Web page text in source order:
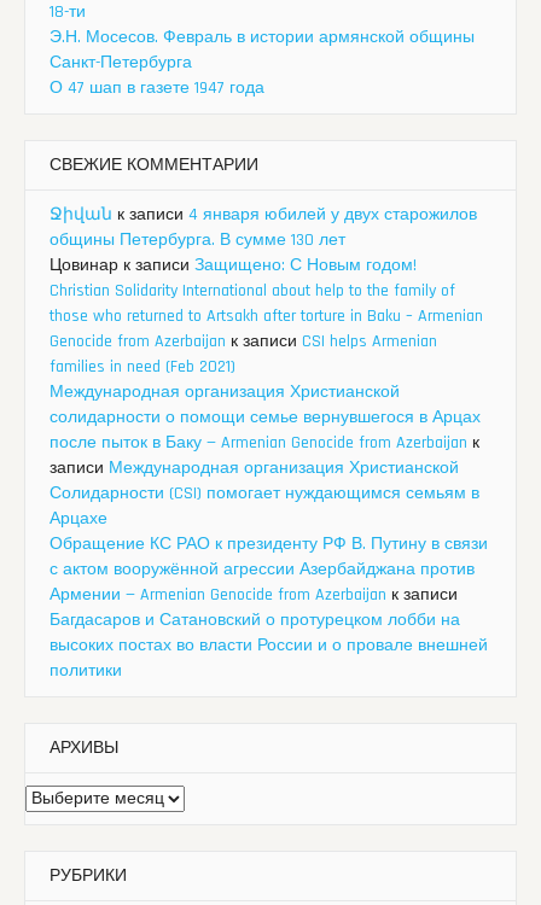
18-ти
Э.Н. Мосесов. Февраль в истории армянской общины
Санкт-Петербурга
О 47 шап в газете 1947 года
СВЕЖИЕ КОММЕНТАРИИ
Ջիվան к записи 4 января юбилей у двух старожилов
общины Петербурга. В сумме 130 лет
Цовинар к записи Защищено: С Новым годом!
Christian Solidarity International about help to the family of
those who returned to Artsakh after torture in Baku – Armenian
Genocide from Azerbaijan к записи CSI helps Armenian
families in need (Feb 2021)
Международная организация Христианской
солидарности о помощи семье вернувшегося в Арцах
после пыток в Баку — Armenian Genocide from Azerbaijan к
записи Международная организация Христианской
Солидарности (CSI) помогает нуждающимся семьям в
Арцахе
Обращение КС РАО к президенту РФ В. Путину в связи
с актом вооружённой агрессии Азербайджана против
Армении — Armenian Genocide from Azerbaijan к записи
Багдасаров и Сатановский о протурецком лобби на
высоких постах во власти России и о провале внешней
политики
АРХИВЫ
Архивы
РУБРИКИ